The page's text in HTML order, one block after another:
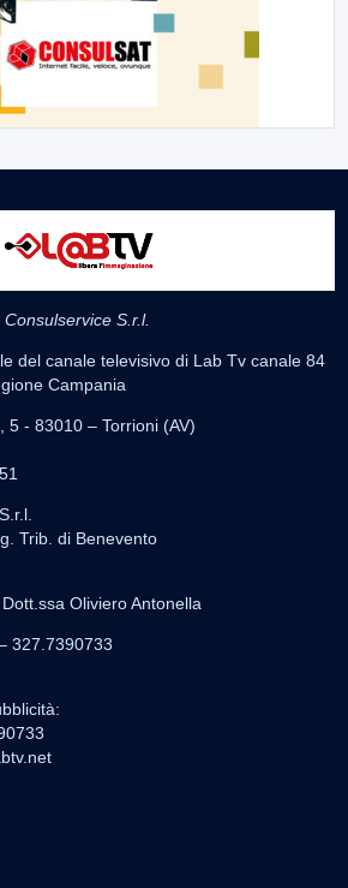
S.r.l.
del canale televisivo di Lab Tv canale 84
Campania
5 - 83010 – Torrioni (AV)
Trib. di Benevento
Oliviero Antonella
327.7390733